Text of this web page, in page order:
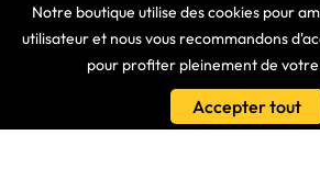
Notre boutique utilise des cookies pour
utilisateur et nous vous recommandons
pour profiter pleinement de
Accepter tout
MAGASIN
VOTRE COMPTE